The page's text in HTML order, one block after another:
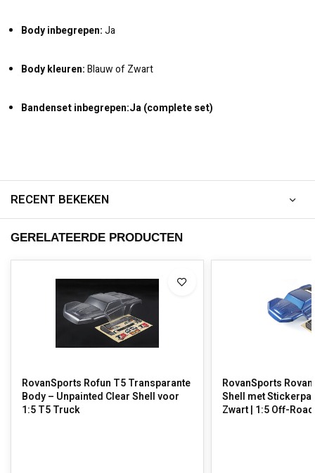
Body inbegrepen:Ja
Body kleuren:Blauw of Zwart
Bandenset inbegrepen:Ja (complete set)
RECENT BEKEKEN
GERELATEERDE PRODUCTEN
RovanSports Rofun T5 Transparante
Body – Unpainted Clear Shell voor
1:5 T5 Truck
RovanSports
Shell met
Zwart | 1:5 Off-